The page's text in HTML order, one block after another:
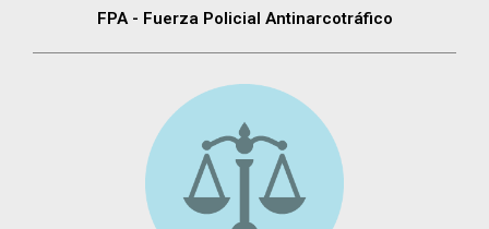
FPA - Fuerza Policial Antinarcotráfico